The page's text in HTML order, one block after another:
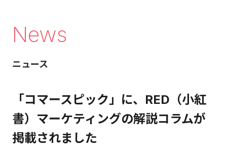
News
ニュース
「コマースピック」に、RED（小紅
書）マーケティングの解説コラムが
掲載されました